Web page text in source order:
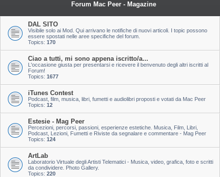
Forum Mac Peer - Magazine
DAL SITO
Visibile solo ai Mod. Qui arrivano le notifiche di nuovi articoli. I topic possono
essere spostati nelle aree specifiche del forum.
Topics: 170
Ciao a tutti, mi sono appena iscritto/a...
L'occasione giusta per presentarsi e ricevere il benvenuto degli altri iscritti al
Forum!
Topics: 1677
iTunes Contest
Podcast, film, musica, libri, fumetti e audiolibri proposti e votati da Mac Peer
Topics: 12
Estesie - Mag Peer
Percezioni, percorsi, passioni, esperienze estetiche. Musica, Film, Libri,
Podcast, Lezioni, Fumetti e Riviste da segnalare e commentare - Mag Peer
Topics: 124
ArtLab
Laboratorio Virtuale degli Artisti Telematici - Musica, video, grafica, foto e scritti
da condividere. Photo Gallery.
Topics: 220